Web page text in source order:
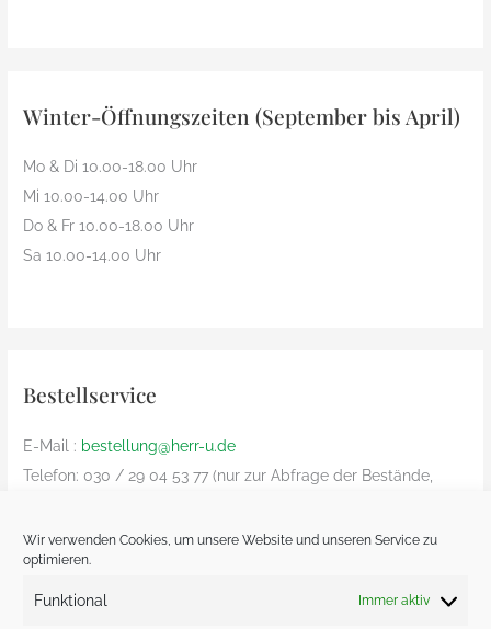
Wir verwenden Cookies, um unsere Website und unseren Service zu
optimieren.
Funktional Immer aktiv
Winter-Öffnungszeiten (September bis April)
Mo & Di 10.00-18.00 Uhr
Mi 10.00-14.00 Uhr
Do & Fr 10.00-18.00 Uhr
Sa 10.00-14.00 Uhr
Bestellservice
E-Mail : bestellung@herr-u.de
Telefon: 030 / 29 04 53 77 (nur zur Abfrage der Bestände,
nur innerhalb Deutschland (Versandkosten: € 8,90)
Bezahlung nur Vorkasse und nur von deutschem Bankkonto
zu deutschem Bankkonto – kein Paypal